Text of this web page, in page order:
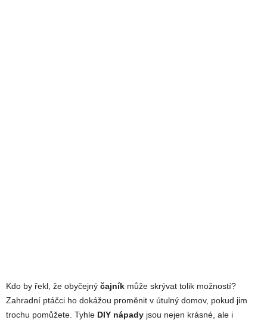
Kdo by řekl, že obyčejný čajník může skrývat tolik možností?
Zahradní ptáčci ho dokážou proměnit v útulný domov, pokud jim
trochu pomůžete. Tyhle DIY nápady jsou nejen krásné, ale i